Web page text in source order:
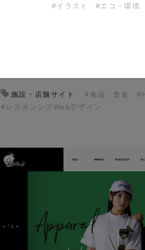
施設・店舗サイト #食品・飲食
#レスポンシブWebデザイン
#イラスト
#エコ・環境